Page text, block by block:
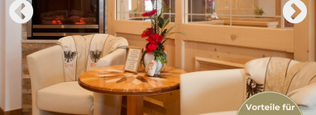
WOHNUNGEN & PREISE
PAUSCHALEN & ANGEBOTE
LECHTAL
LAGE & ANREISE